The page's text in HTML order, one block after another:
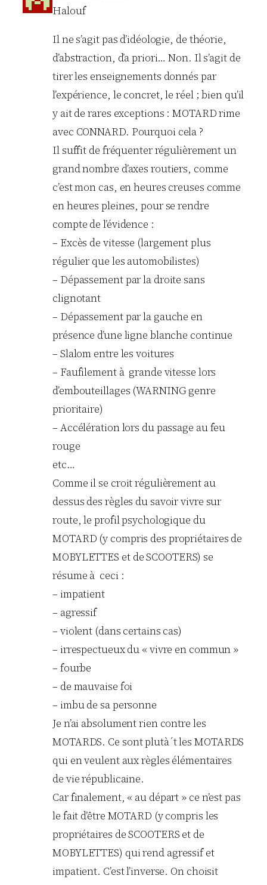
Halouf
Il ne s’agit pas d’idéologie, de théorie,
d’abstraction, d’a priori… Non. Il s’agit de
tirer les enseignements donnés par
l’expérience, le concret, le réel ; bien qu’il
y ait de rares exceptions : MOTARD rime
avec CONNARD. Pourquoi cela ?
Il suffit de fréquenter régulièrement un
grand nombre d’axes routiers, comme
c’est mon cas, en heures creuses comme
en heures pleines, pour se rendre
compte de l’évidence :
– Excès de vitesse (largement plus
régulier que les automobilistes)
– Dépassement par la droite sans
clignotant
– Dépassement par la gauche en
présence d’une ligne blanche continue
– Slalom entre les voitures
– Faufilement à grande vitesse lors
d’embouteillages (WARNING genre
prioritaire)
– Accélération lors du passage au feu
rouge
etc…
Comme il se croit régulièrement au
dessus des règles du savoir vivre sur
route, le profil psychologique du
MOTARD (y compris des propriétaires de
MOBYLETTES et de SCOOTERS) se
résume à ceci :
– impatient
– agressif
– violent (dans certains cas)
– irrespectueux du « vivre en commun »
– fourbe
– de mauvaise foi
– imbu de sa personne
Je n’ai absolument rien contre les
MOTARDS. Ce sont plutà´t les MOTARDS
qui en veulent aux règles élémentaires
de vie républicaine.
Car finalement, « au départ » ce n’est pas
le fait d’être MOTARD (y compris les
propriétaires de SCOOTERS et de
MOBYLETTES) qui rend agressif et
impatient. C’est l’inverse. On choisit